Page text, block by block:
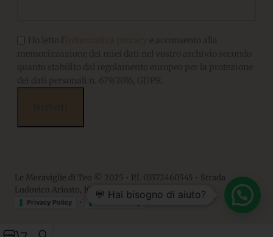
Le Meraviglie di Teo © 2025 • P.I. 03572460545 • Strada
Ludovico Ariosto, 10 • 06063, Magione PG
Privacy Policy •
💬 Hai bisogno di aiuto?